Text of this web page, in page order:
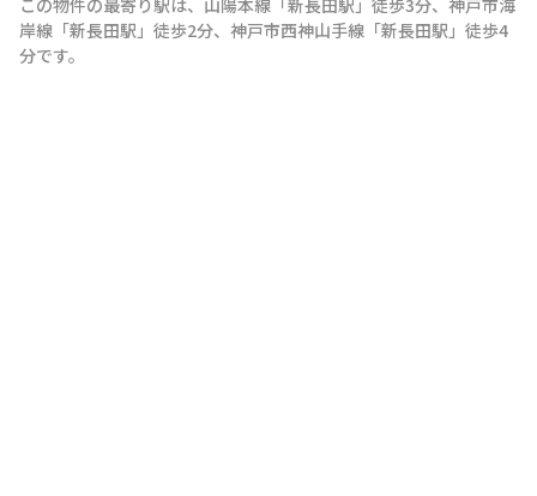
この物件の最寄り駅は、 山陽本線 「新長田駅 」 徒歩3分、 神戸市海
岸線 「新長田駅 」 徒歩2分、 神戸市西神山手線 「新長田駅 」 徒歩4
分です。